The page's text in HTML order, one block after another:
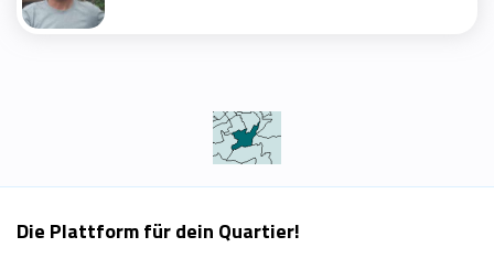
Die Plattform für dein Quartier!